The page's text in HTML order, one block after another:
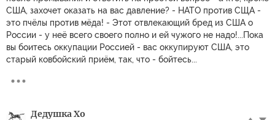
США, захочет оказать на вас давление? - НАТО против СЩА -
это пчёлы против мёда! - Этот отвлекающий бред из США о
России - у неё всего своего полно и ей чужого не надо!...Пока
вы боитесь оккупации Россией - вас оккупируют США, это
старый ковбойский приём, так, что - бойтесь...
Дедушка Хо